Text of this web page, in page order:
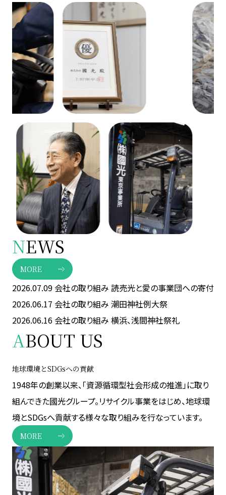
NEWS
MORE
2026.07.09 会社の取り組み 読売光と愛の事業団への寄付
2026.06.17 会社の取り組み 潮田神社例大祭
2026.06.16 会社の取り組み 横浜、浅間神社祭礼
ABOUT US
地球環境とSDGsへの貢献
1948年の創業以来、「資源循環型社会形成の推進」に取り
組んできた國光グループ。リサイクル事業をはじめ、地球環
境とSDGsへ貢献する様々な取り組みを行なっています。
MORE